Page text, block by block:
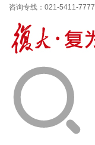
咨询专线： 021-5411-7777